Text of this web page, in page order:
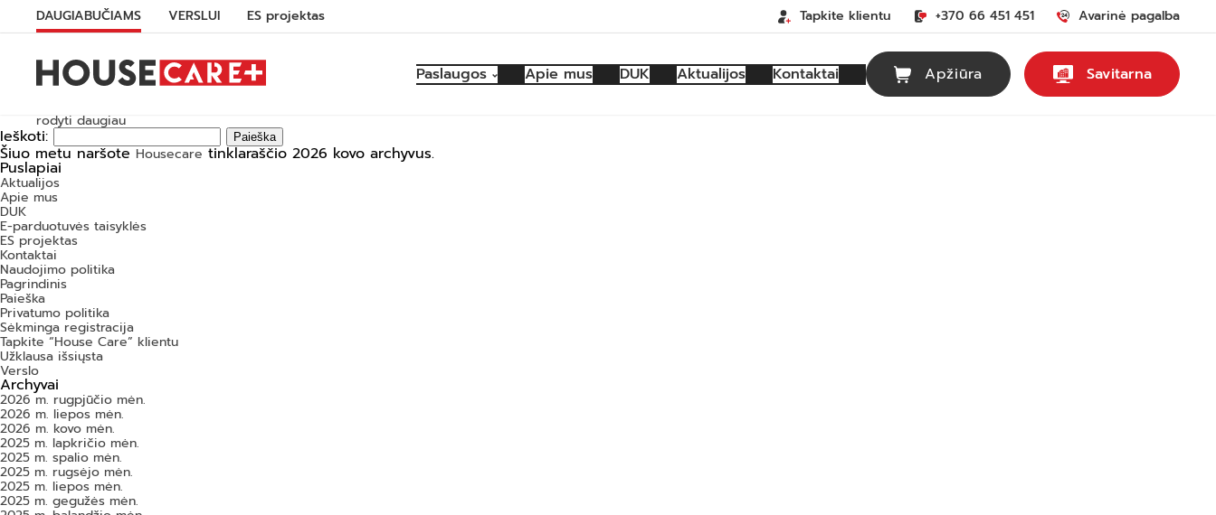
DAUGIABUČIAMS VERSLUI ES projektas Tapkite klientu +370 66 451 451 Avarinė pagalba
Paslaugos Apie mus DUK Aktualijos Kontaktai Apžiūra Savitarna
rodyti daugiau
Ieškoti:
Šiuo metu naršoteHousecaretinklaraščio 2026 kovo archyvus.
Puslapiai
Aktualijos
Apie mus
DUK
E-parduotuvės taisyklės
ES projektas
Kontaktai
Naudojimo politika
Pagrindinis
Paieška
Privatumo politika
Sėkminga registracija
Tapkite “House Care” klientu
Užklausa išsiųsta
Verslo
Archyvai
2026 m. rugpjūčio mėn.
2026 m. liepos mėn.
2026 m. kovo mėn.
2025 m. lapkričio mėn.
2025 m. spalio mėn.
2025 m. rugsėjo mėn.
2025 m. liepos mėn.
2025 m. gegužės mėn.